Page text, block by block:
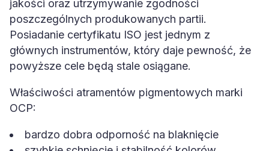
jakości oraz utrzymywanie zgodności
poszczególnych produkowanych partii.
Posiadanie certyfikatu ISO jest jednym z
głównych instrumentów, który daje pewność, że
powyższe cele będą stale osiągane.
Właściwości atramentów pigmentowych marki
OCP:
bardzo dobra odporność na blaknięcie